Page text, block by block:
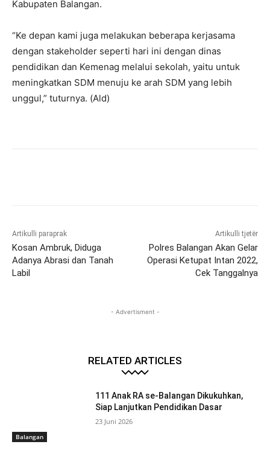
Kabupaten Balangan.
“Ke depan kami juga melakukan beberapa kerjasama
dengan stakeholder seperti hari ini dengan dinas
pendidikan dan Kemenag melalui sekolah, yaitu untuk
meningkatkan SDM menuju ke arah SDM yang lebih
unggul,” tuturnya. (Ald)
Artikulli paraprak
Kosan Ambruk, Diduga
Adanya Abrasi dan Tanah
Labil
Artikulli tjetër
Polres Balangan Akan Gelar
Operasi Ketupat Intan 2022,
Cek Tanggalnya
- Advertisment -
RELATED ARTICLES
Balangan
111 Anak RA se-Balangan Dikukuhkan,
Siap Lanjutkan Pendidikan Dasar
23 Juni 2026